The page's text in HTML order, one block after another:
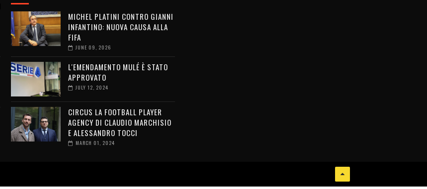
MICHEL PLATINI CONTRO GIANNI
INFANTINO: NUOVA CAUSA ALLA
FIFA
JUNE 09, 2026
L'EMENDAMENTO MULÉ È STATO
APPROVATO
JULY 12, 2024
CIRCUS LA FOOTBALL PLAYER
AGENCY DI CLAUDIO MARCHISIO
E ALESSANDRO TOCCI
MARCH 01, 2024